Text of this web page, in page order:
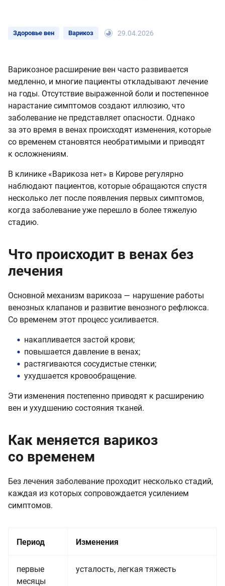
Здоровье вен Варикоз 29.04.2026
Варикозное расширение вен часто развивается
медленно, и многие пациенты откладывают лечение
на годы. Отсутствие выраженной боли и постепенное
нарастание симптомов создают иллюзию, что
заболевание не представляет опасности. Однако
за это время в венах происходят изменения, которые
со временем становятся необратимыми и приводят
к осложнениям.
В клинике «Варикоза нет» в Кирове регулярно
наблюдают пациентов, которые обращаются спустя
несколько лет после появления первых симптомов,
когда заболевание уже перешло в более тяжелую
стадию.
Что происходит в венах без
лечения
Основной механизм варикоза — нарушение работы
венозных клапанов и развитие венозного рефлюкса.
Со временем этот процесс усиливается.
накапливается застой крови;
повышается давление в венах;
растягиваются сосудистые стенки;
ухудшается кровообращение.
Эти изменения постепенно приводят к расширению
вен и ухудшению состояния тканей.
Как меняется варикоз
со временем
Без лечения заболевание проходит несколько стадий,
каждая из которых сопровождается усилением
симптомов.
Период Изменения
первые
месяцы
усталость, легкая тяжесть